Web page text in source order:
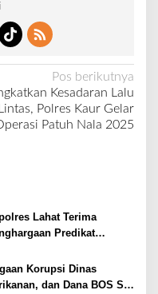
Pos berikutnya
Kesadaran Lalu
Lintas, Polres Kaur Gelar
Patuh Nala 2025
Lahat Terima
Predikat
Tahun 2026
Korupsi Dinas
dan Dana BOS SD